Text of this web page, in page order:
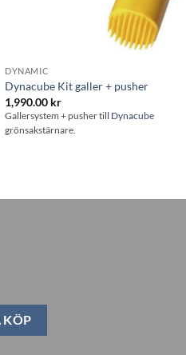
DYNAMIC
Dynacube Kit galler + pusher
1,990.00 kr
Gallersystem + pusher till Dynacube
grönsakstärnare.
KÖP